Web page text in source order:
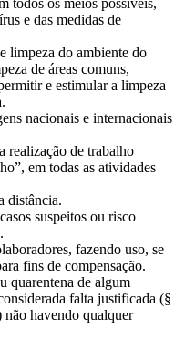
todos os meios possíveis,
e das medidas de
limpeza do ambiente do
de áreas comuns,
e estimular a limpeza
nacionais e internacionais
realização de trabalho
em todas as atividades
distância.
suspeitos ou risco
fazendo uso, se
fins de compensação.
quarentena de algum
falta justificada (§
não havendo qualquer